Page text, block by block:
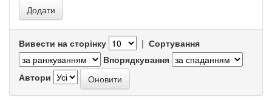
Вивести на сторінку | Сортування
Впорядкування
Автори